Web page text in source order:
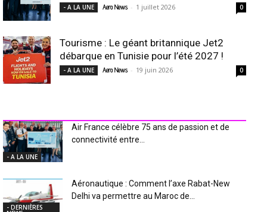
- A LA UNE Aero News - 1 juillet 2026 0
Tourisme : Le géant britannique Jet2
débarque en Tunisie pour l’été 2027 !
- A LA UNE Aero News - 19 juin 2026 0
- A LA UNE
Air France célèbre 75 ans de passion et de
connectivité entre...
- DERNIÈRES
Aéronautique : Comment l’axe Rabat-New
Delhi va permettre au Maroc de...